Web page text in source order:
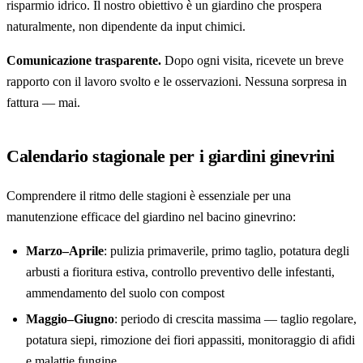
risparmio idrico. Il nostro obiettivo è un giardino che prospera
naturalmente, non dipendente da input chimici.
Comunicazione trasparente. Dopo ogni visita, ricevete un breve
rapporto con il lavoro svolto e le osservazioni. Nessuna sorpresa in
fattura — mai.
Calendario stagionale per i giardini ginevrini
Comprendere il ritmo delle stagioni è essenziale per una
manutenzione efficace del giardino nel bacino ginevrino:
Marzo–Aprile: pulizia primaverile, primo taglio, potatura degli
arbusti a fioritura estiva, controllo preventivo delle infestanti,
ammendamento del suolo con compost
Maggio–Giugno: periodo di crescita massima — taglio regolare,
potatura siepi, rimozione dei fiori appassiti, monitoraggio di afidi